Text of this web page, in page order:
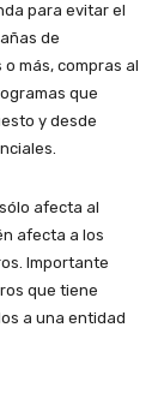
para evitar el
de
más, compras al
que
y desde
afecta al
afecta a los
Importante
que tiene
a una entidad